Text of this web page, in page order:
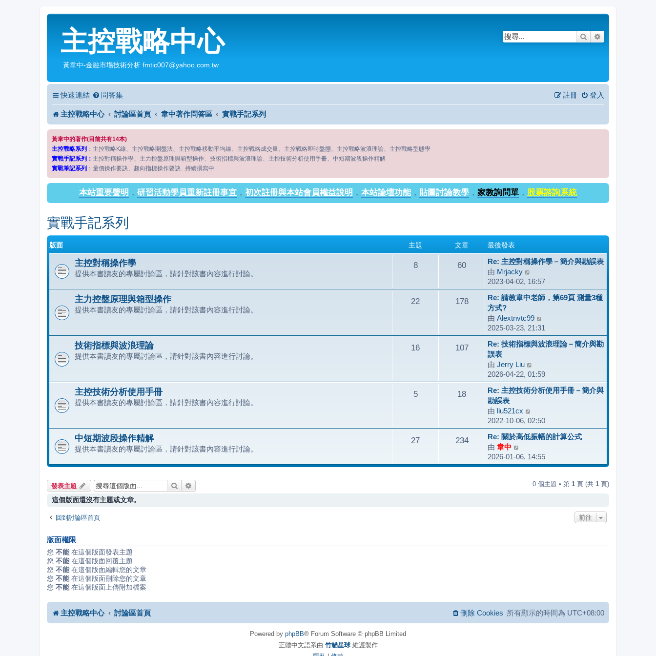
主控戰略中心
黃韋中-金融市場技術分析 fmtic007@yahoo.com.tw
搜尋
快速連結 問答集 登入
註冊
主控戰略中心 討論區首頁 韋中著作問答區 實戰手記系列
黃韋中的著作(目前共有14本)
主控戰略系列 ：主控戰略K線、主控戰略開盤法、主控戰略移動平均線、主控戰略成交量、主控戰略即時盤態、主控戰略波浪理論、主控戰略型態學
實戰手記系列： 主控對稱操作學、主力控盤原理與箱型操作、技術指標與波浪理論、主控技術分析使用手冊、中短期波段操作精解
實戰筆記系列 ：量價操作要訣、趨向指標操作要訣...持續撰寫中
本站重要聲明 ， 研習活動學員重新註冊事宜 ， 初次註冊與本站會員權益說明 ， 本站論壇功能， 貼圖討論教學 ， 家教詢問單 ， 股票諮詢系統
實戰手記系列
版面 主題 文章 最後發表
主控對稱操作學
提供本書讀友的專屬討論區，請針對該書內容進行討論。
8 60
Re: 主控對稱操作學－簡介與勘誤表
由 Mrjacky
視
最
後
表
2023-04-02, 16:57
主力控盤原理與箱型操作
提供本書讀友的專屬討論區，請針對該書內容進行討論。
22 178
Re: 請教韋中老師，第69頁 測量3種
方式?
由 Alextnvtc99
視
最
後
2025-03-23, 21:31
技術指標與波浪理論
提供本書讀友的專屬討論區，請針對該書內容進行討論。
16 107
Re: 技術指標與波浪理論－簡介與勘
誤表
由 Jerry Liu
視
最
後
2026-04-22, 01:59
主控技術分析使用手冊
提供本書讀友的專屬討論區，請針對該書內容進行討論。
5 18
Re: 主控技術分析使用手冊－簡介與
勘誤表
由 liu521cx
視
最
後
表
2022-10-06, 02:50
中短期波段操作精解
提供本書讀友的專屬討論區，請針對該書內容進行討論。
27 234
Re: 關於高低振幅的計算公式
由 韋中
視
最
2026-01-06, 14:55
發表主題 搜尋 0 個主題 • 第 1 頁 (共 1 頁)
這個版面還沒有主題或文章。
回到討論區首頁 前往
版面權限
您 不能在這個版面發表主題
您 不能在這個版面回覆主題
您 不能在這個版面編輯您的文章
您 不能在這個版面刪除您的文章
您 不能在這個版面上傳附加檔案
主控戰略中心 討論區首頁 所有顯示的時間為 UTC+08:00
刪除 Cookies
Powered by phpBB® Forum Software © phpBB Limited
正體中文語系由 竹貓星球維護製作